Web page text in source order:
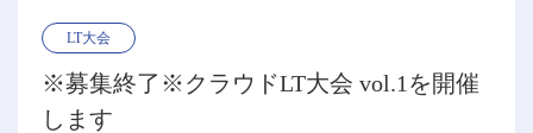
LT大会
※募集終了※クラウドLT大会 vol.1を開催
します